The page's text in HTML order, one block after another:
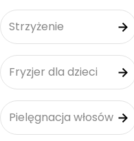
Strzyżenie
Fryzjer dla dzieci
Pielęgnacja włosów